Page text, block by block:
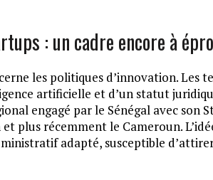
: un cadre encore à
les politiques d’innovation. Les
artificielle et d’un statut
engagé par le Sénégal avec son
plus récemment le Cameroun.
adapté, susceptible